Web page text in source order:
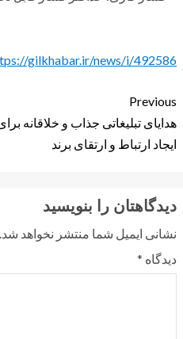
gilkhabar.ir/news/i/492586
Previous
هدایای تبلیغاتی جذاب و خلاقانه
ایجاد ارتباط و ارتقای برند
دیدگاهتان را بنویسید
نشانی ایمیل شما منتشر نخواهد شد.
دیدگاه *